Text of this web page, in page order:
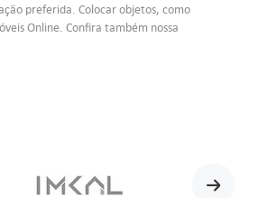
preferida. Colocar objetos, como
Online. Confira também nossa